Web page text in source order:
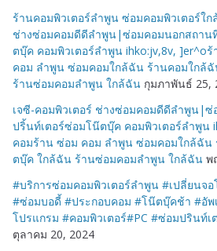
ร้านคอมพิวเตอร์ลำพูน ซ่อมคอมพิวเตอร์ใ
ช่างซ่อมคอมดีดีลำพูน|ซ่อมคอมนอกสถา
ตบุ๊ค คอมพิวเตอร์ลำพูน ihko:jv,8v, ]er^o
คอม ลำพูน ซ่อมคอมใกล้ฉัน ร้านคอมใกล้
ร้านซ่อมคอมลำพูน ใกล้ฉัน กุมภาพันธ์ 25,
เจซี-คอมพิวเตอร์ ช่างซ่อมคอมดีดีลำพูน|
ปริ้นท์เตอร์ซ่อมโน๊ตบุ๊ค คอมพิวเตอร์ลำพูน
คอมร้าน ซ่อม คอม ลำพูน ซ่อมคอมใกล้ฉั
ตบุ๊ค ใกล้ฉัน ร้านซ่อมคอมลำพูน ใกล้ฉัน พ
#บริการซ่อมคอมพิวเตอร์ลำพูน #เปลี่ยนจ
#ซ่อมบอดี้ #ประกอบคอม #โน๊ตบุ๊คช้า #อัพ
โปรแกรม #คอมพิวเตอร์#PC #ซ่อมปรินท์เ
ตุลาคม 20, 2024